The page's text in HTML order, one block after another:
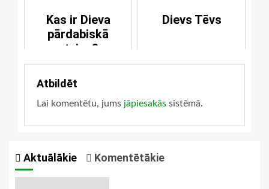
Kas ir Dieva
pārdabiskā
atziņa?
Dievs Tēvs
Atbildēt
Lai komentētu, jums jāpiesakās sistēmā.
Aktuālākie Komentētākie